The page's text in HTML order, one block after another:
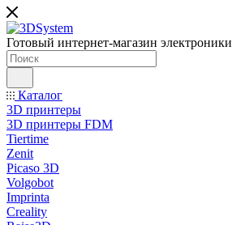
Готовый интернет-магазин электроники
Каталог
3D принтеры
3D принтеры FDM
Tiertime
Zenit
Picaso 3D
Volgobot
Imprinta
Creality